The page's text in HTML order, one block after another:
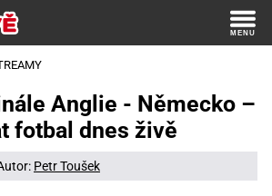
Anglie - Německo –
fotbal dnes živě
Petr Toušek